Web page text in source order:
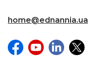
home@ednannia.ua